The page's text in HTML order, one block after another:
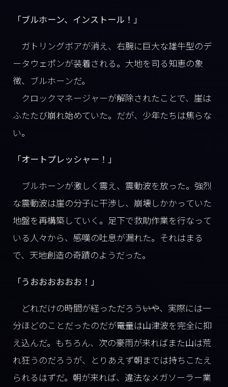
「ブルホーン、インストール！」
ガトリングボアが消え、右腕に巨大な雄牛型のデ
ータウェポンが装着される。大地を司る知恵の象
徴、ブルホーンだ。
クロックマネージャーが解除されたことで、崖は
ふたたび崩れ始めていた。だが、少年たちは焦らな
い。
「オートプレッシャー！」
ブルホーンが激しく震え、震動波を放った。強烈
な震動波は崖の分子に干渉し、崩壊しかかっていた
地盤を再構築していく。足下で救助作業を行なって
いる人々から、感嘆の吐息が漏れた。それはまる
で、天地創造の奇蹟のようだった。
「うおおおおおお！」
どれだけの時間が経っただろう――いや、実際には一
分ほどのことだったのだが――電童は山津波を完全に抑
え込んだ。もちろん、次の豪雨が来ればまた山は荒
れ狂うのだろうが、とりあえず朝までは持ちこたえ
られるはずだ。朝が来れば、違法なメガソーラー業